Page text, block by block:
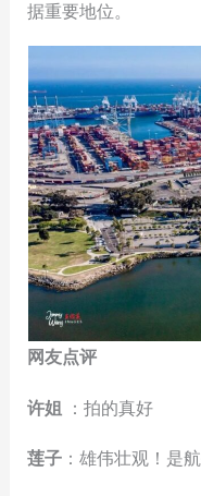
据重要地位。
网友点评
许姐 ：拍的真好
莲子 ：雄伟壮观！是